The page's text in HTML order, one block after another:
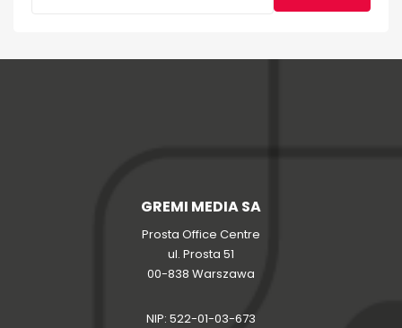
GREMI MEDIA SA
Prosta Office Centre
ul. Prosta 51
00-838 Warszawa
NIP: 522-01-03-673